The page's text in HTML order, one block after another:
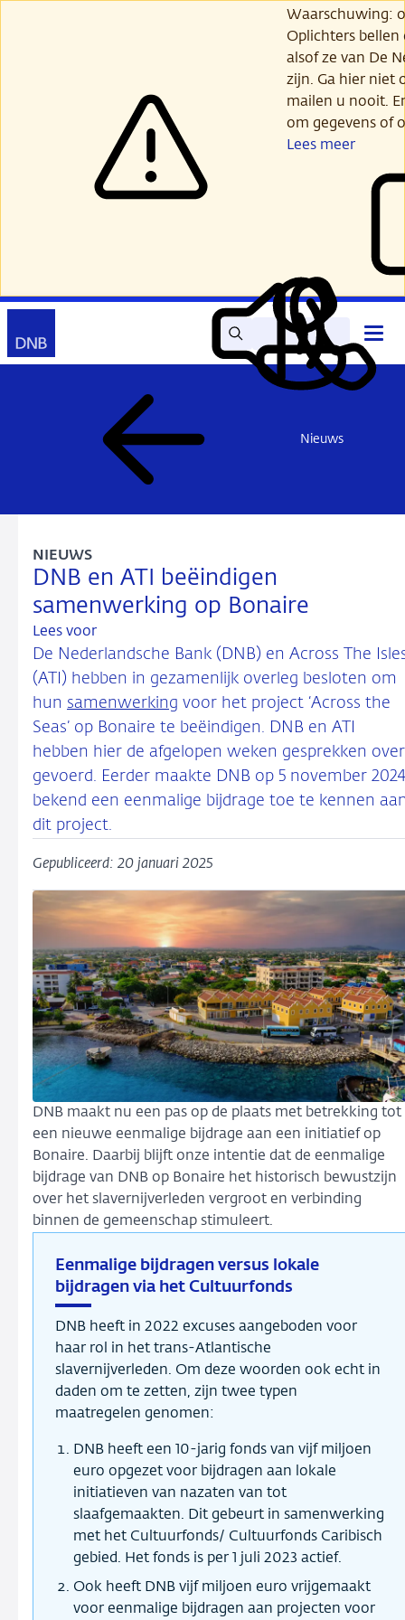
Waarschuwing:
Oplichters
alsof ze van De
zijn. Ga hier niet
mailen u nooit.
om gegevens of
Lees meer
Zoek Lees
voor
Mijn
DNB
Contact
Nieuws
DNB en ATI beëindigen
samenwerking op Bonaire
NIEUWS
Lees voor
De Nederlandsche Bank (DNB) en Across The
(ATI) hebben in gezamenlijk overleg besloten om
hun samenwerking voor het project ‘Across the
Seas’ op Bonaire te beëindigen. DNB en ATI
hebben hier de afgelopen weken gesprekken over
gevoerd. Eerder maakte DNB op 5 november 2024
bekend een eenmalige bijdrage toe te kennen
dit project.
Gepubliceerd: 20 januari 2025
DNB maakt nu een pas op de plaats met betrekking tot
een nieuwe eenmalige bijdrage aan een initiatief op
Bonaire. Daarbij blijft onze intentie dat de eenmalige
bijdrage van DNB op Bonaire het historisch bewustzijn
over het slavernijverleden vergroot en verbinding
binnen de gemeenschap stimuleert.
Eenmalige bijdragen versus lokale
bijdragen via het Cultuurfonds
DNB heeft in 2022 excuses aangeboden voor
haar rol in het trans-Atlantische
slavernijverleden. Om deze woorden ook echt in
daden om te zetten, zijn twee typen
maatregelen genomen:
DNB heeft een 10-jarig fonds van vijf miljoen
euro opgezet voor bijdragen aan lokale
initiatieven van nazaten van tot
slaafgemaakten. Dit gebeurt in samenwerking
met het Cultuurfonds/ Cultuurfonds Caribisch
gebied. Het fonds is per 1 juli 2023 actief.
Ook heeft DNB vijf miljoen euro vrijgemaakt
voor eenmalige bijdragen aan projecten voor